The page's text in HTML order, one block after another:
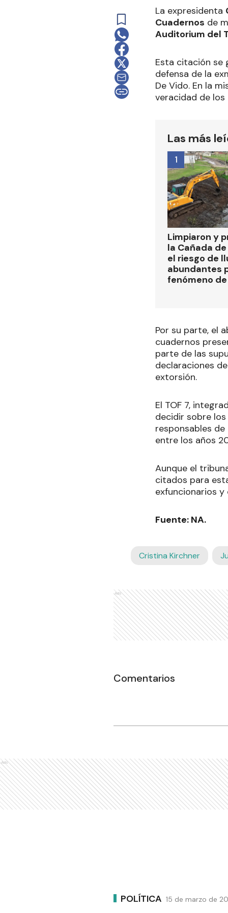
La expresidenta
Cuadernos de
Auditorium del
Esta citación se
defensa de la
De Vido. En la
veracidad de
Las más
Limpiaron y
la Cañada
el riesgo de
abundantes
fenómeno de
1
Por su parte, el
cuadernos
parte de las
declaraciones
extorsión.
El TOF 7,
decidir sobre
responsables
entre los años
Aunque el
citados para
exfuncionarios y
Fuente: NA.
Cristina Kirchner
Ads
Comentarios
Ads
POLÍTICA 15 de marzo de